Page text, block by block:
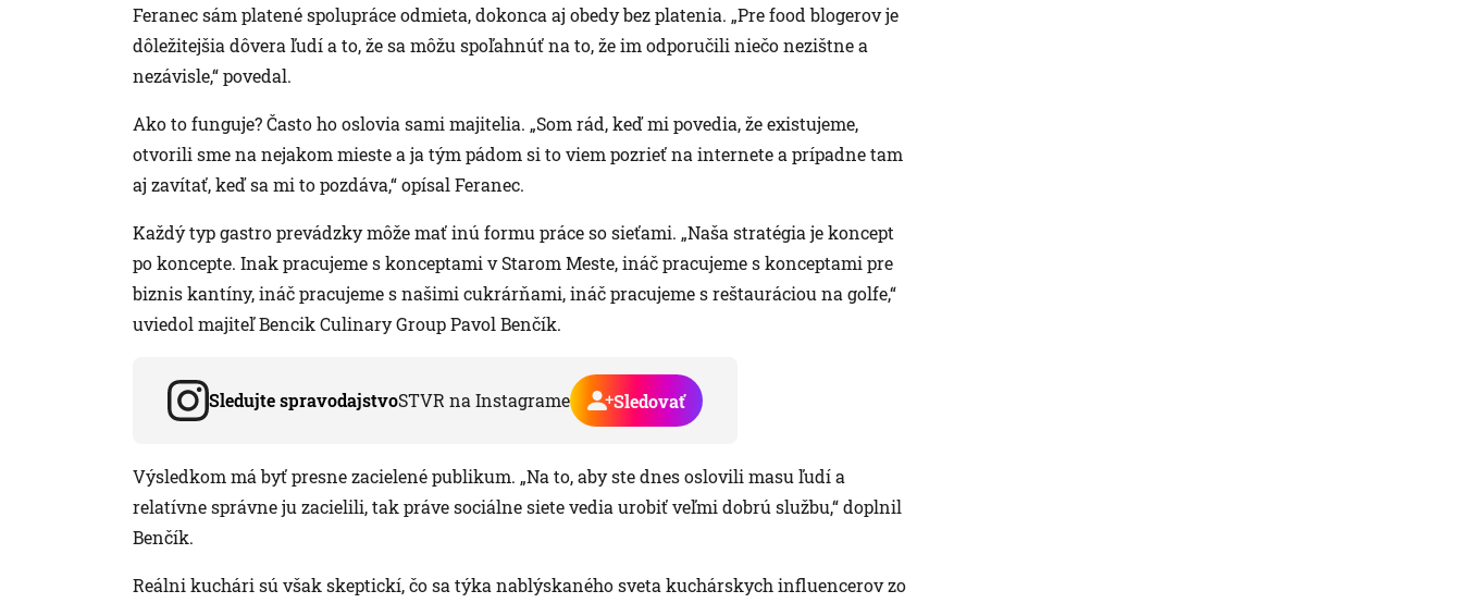
Feranec sám platené spolupráce odmieta, dokonca aj obedy bez platenia. „Pre food blogerov je
dôležitejšia dôvera ľudí a to, že sa môžu spoľahnúť na to, že im odporučili niečo nezištne a
nezávisle,“ povedal.
Ako to funguje? Často ho oslovia sami majitelia. „Som rád, keď mi povedia, že existujeme,
otvorili sme na nejakom mieste a ja tým pádom si to viem pozrieť na internete a prípadne tam
aj zavítať, keď sa mi to pozdáva,“ opísal Feranec.
Každý typ gastro prevádzky môže mať inú formu práce so sieťami. „Naša stratégia je koncept
po koncepte. Inak pracujeme s konceptami v Starom Meste, ináč pracujeme s konceptami pre
biznis kantíny, ináč pracujeme s našimi cukrárňami, ináč pracujeme s reštauráciou na golfe,“
uviedol majiteľ Bencik Culinary Group Pavol Benčík.
Sledujte spravodajstvoSTVR na Instagrame Sledovať
Výsledkom má byť presne zacielené publikum. „Na to, aby ste dnes oslovili masu ľudí a
relatívne správne ju zacielili, tak práve sociálne siete vedia urobiť veľmi dobrú službu,“ doplnil
Benčík.
Reálni kuchári sú však skeptickí, čo sa týka nablýskaného sveta kuchárskych influencerov zo